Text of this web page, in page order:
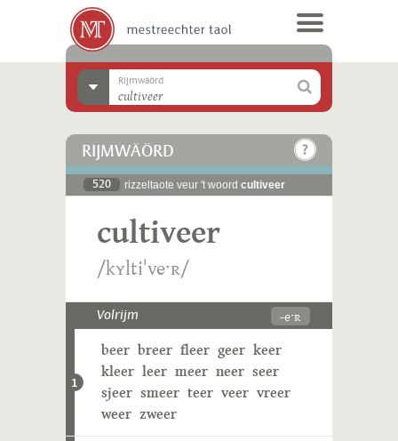
Rijmwäörd
RIJMWÄÖRD
520 rizzeltaote veur 't woord cultiveer
cultiveer
/kʏltiˈveˑʀ/
Volrijm -eˑʀ
1
beer breer fleer geer keer
kleer leer meer neer seer
sjeer smeer teer veer vreer
weer zweer